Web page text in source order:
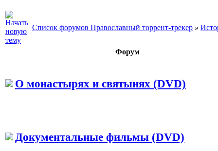
Список форумов Православный торрент-трекер »
Форум
О монастырях и святынях (DVD)
Документальные фильмы (DVD)